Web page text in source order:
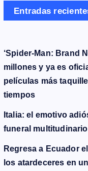
Entradas
‘Spider-Man: Brand
millones y ya es
películas más
tiempos
Italia: el emotivo
funeral
Regresa a Ecuador
los atardeceres en